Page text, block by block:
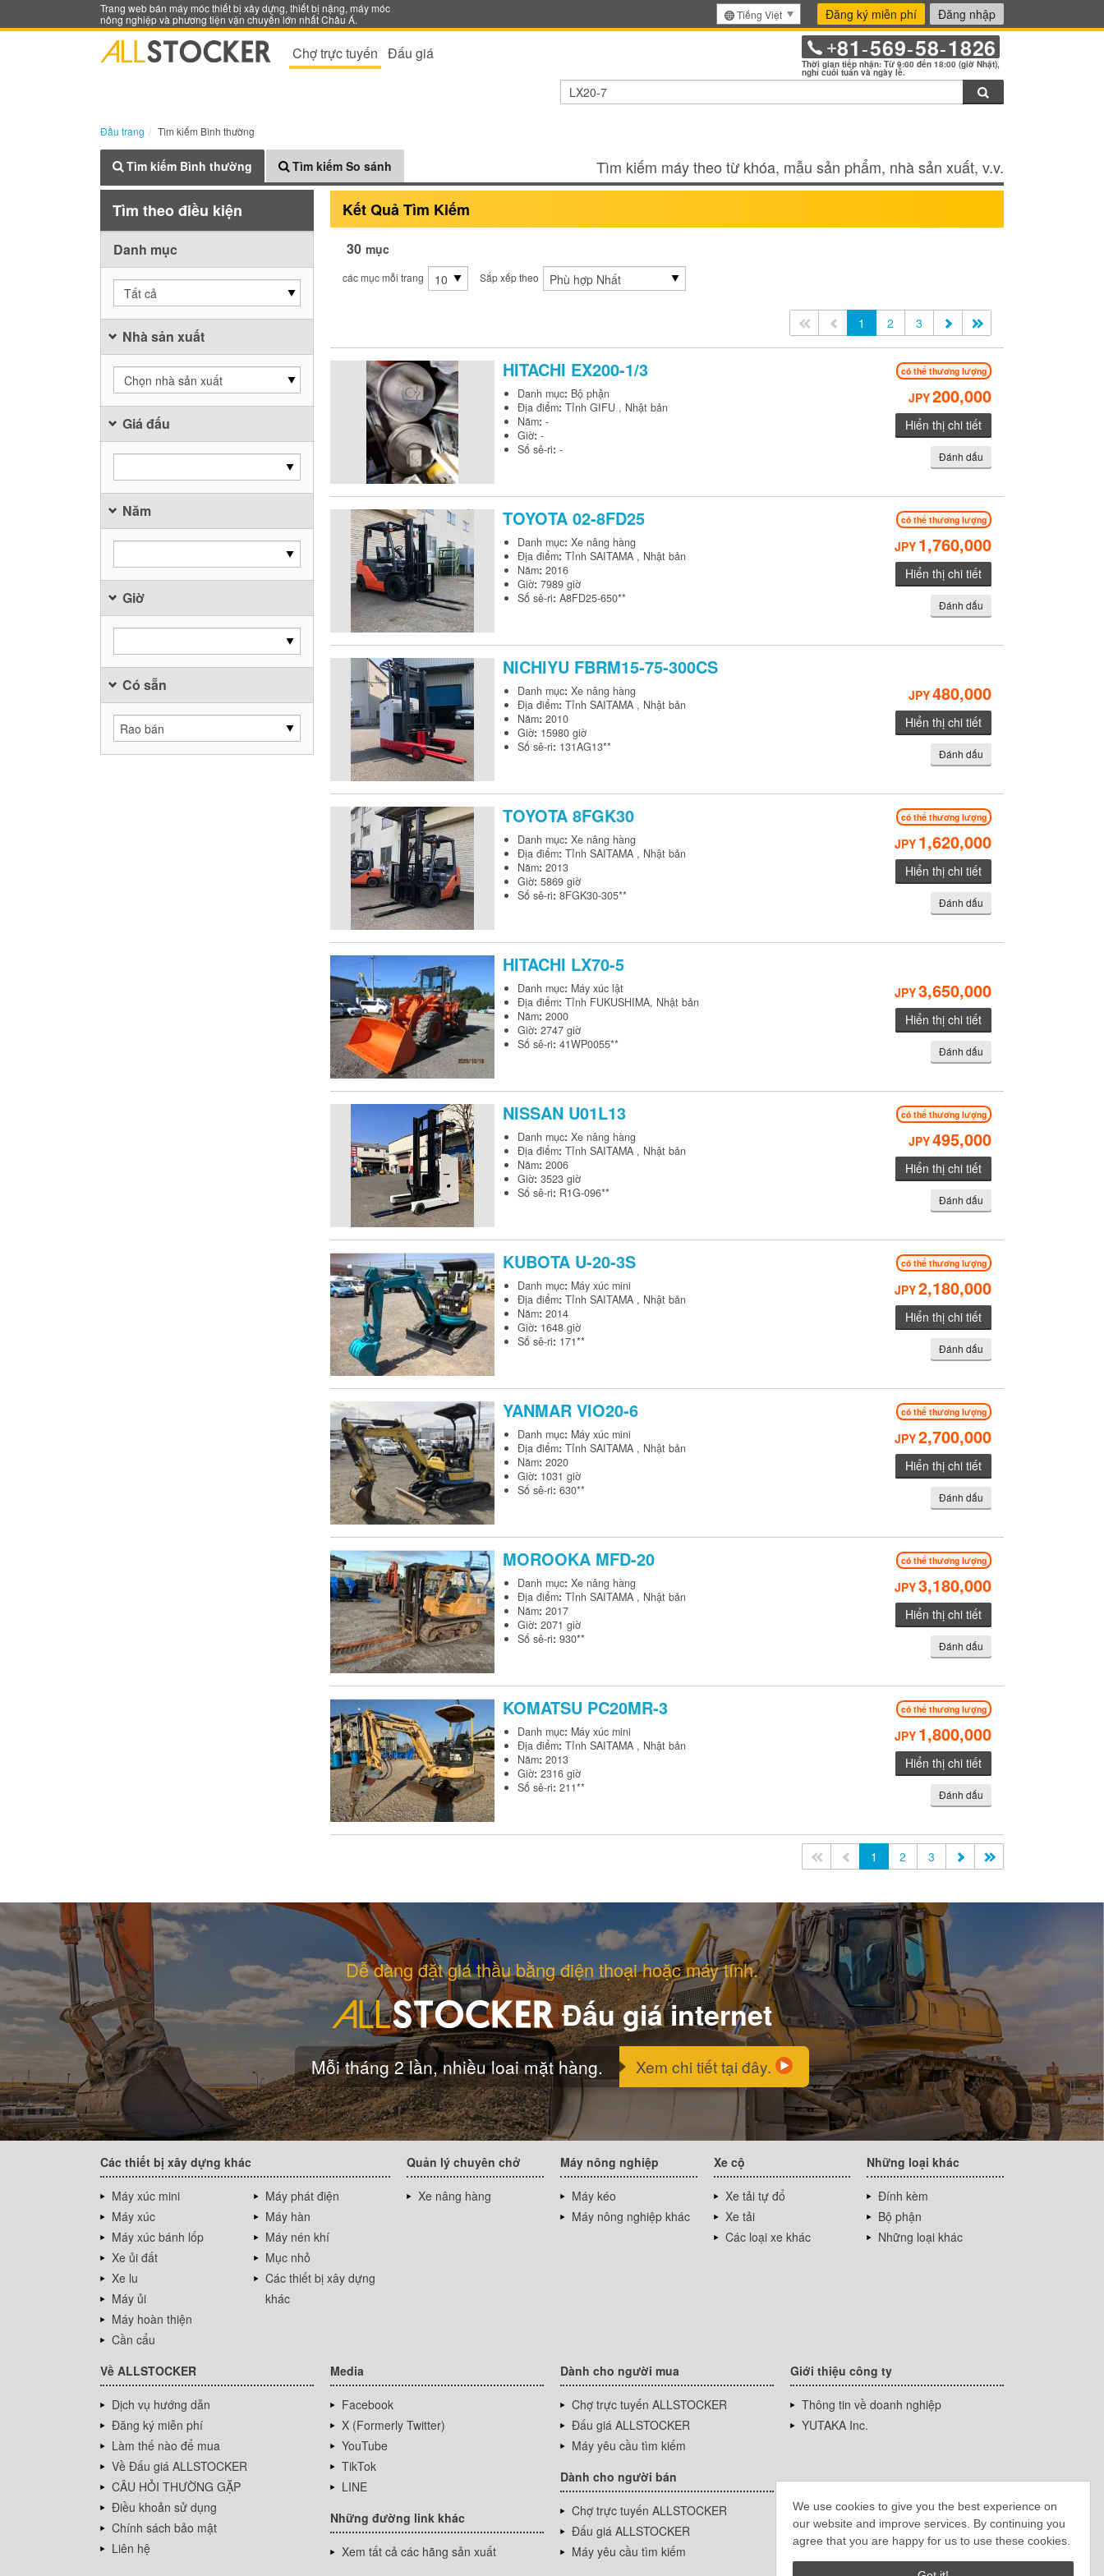
We use cookies to give you the best experience on
our website and improve services. By continuing you
agree that you are happy for us to use these cookies.
Trang web bán máy móc thiết bị xây dựng, thiết bị nặng, máy móc
nông nghiệp và phương tiện vận chuyển lớn nhất Châu Á.
Tiếng Việt Đăng ký miễn phí Đăng nhập
Chợ trực tuyến Đấu giá +81 -569-58-1826
Thời gian tiếp nhận: Từ 9:00 đến 18:00 (giờ Nhật),
nghỉ cuối tuần và ngày lễ.
Đầu trang Tìm kiếm Bình thường
Tìm kiếm Bình thường Tìm kiếm So sánh Tìm kiếm máy theo từ khóa, mẫu sản phẩm, nhà sản xuất, v.v.
Tìm theo điều kiện
Danh mục
Tất cả
Nhà sản xuất
Chọn nhà sản xuất
Giá đấu
Năm
Giờ
Có sẵn
Kết Quả Tìm Kiếm
30 mục
các mục mỗi trang Sắp xếp theo
<< 1 2 3
HITACHI EX200-1/3 có thể thương lượng
Danh mục: Bộ phận
Địa điểm: Tỉnh GIFU , Nhật bản
Năm: -
Giờ: -
Số sê-ri: -
JPY200,000
Hiển thị chi tiết
Đánh dấu
TOYOTA 02-8FD25 có thể thương lượng
Danh mục: Xe nâng hàng
Địa điểm: Tỉnh SAITAMA , Nhật bản
Năm: 2016
Giờ: 7989 giờ
Số sê-ri: A8FD25-650**
JPY 1,760,000
Hiển thị chi tiết
Đánh dấu
NICHIYU FBRM15-75-300CS
Danh mục: Xe nâng hàng
Địa điểm: Tỉnh SAITAMA , Nhật bản
Năm: 2010
Giờ: 15980 giờ
Số sê-ri: 131AG13**
JPY480,000
Hiển thị chi tiết
Đánh dấu
TOYOTA 8FGK30 có thể thương lượng
Danh mục: Xe nâng hàng
Địa điểm: Tỉnh SAITAMA , Nhật bản
Năm: 2013
Giờ: 5869 giờ
Số sê-ri: 8FGK30-305**
JPY 1,620,000
Hiển thị chi tiết
Đánh dấu
HITACHI LX70-5
Danh mục: Máy xúc lật
Địa điểm: Tỉnh FUKUSHIMA, Nhật bản
Năm: 2000
Giờ: 2747 giờ
Số sê-ri: 41WP0055**
JPY3,650,000
Hiển thị chi tiết
Đánh dấu
NISSAN U01L13 có thể thương lượng
Danh mục: Xe nâng hàng
Địa điểm: Tỉnh SAITAMA , Nhật bản
Năm: 2006
Giờ: 3523 giờ
Số sê-ri: R1G-096**
JPY495,000
Hiển thị chi tiết
Đánh dấu
KUBOTA U-20-3S có thể thương lượng
Danh mục: Máy xúc mini
Địa điểm: Tỉnh SAITAMA , Nhật bản
Năm: 2014
Giờ: 1648 giờ
Số sê-ri: 171**
JPY2,180,000
Hiển thị chi tiết
Đánh dấu
YANMAR VIO20-6 có thể thương lượng
Danh mục: Máy xúc mini
Địa điểm: Tỉnh SAITAMA , Nhật bản
Năm: 2020
Giờ: 1031 giờ
Số sê-ri: 630**
JPY2,700,000
Hiển thị chi tiết
Đánh dấu
MOROOKA MFD-20 có thể thương lượng
Danh mục: Xe nâng hàng
Địa điểm: Tỉnh SAITAMA , Nhật bản
Năm: 2017
Giờ: 2071 giờ
Số sê-ri: 930**
JPY3,180,000
Hiển thị chi tiết
Đánh dấu
KOMATSU PC20MR-3 có thể thương lượng
Danh mục: Máy xúc mini
Địa điểm: Tỉnh SAITAMA , Nhật bản
Năm: 2013
Giờ: 2316 giờ
Số sê-ri: 211**
JPY 1,800,000
Hiển thị chi tiết
Đánh dấu
<< 1 2 3
Dễ dàng đặt giá thầu bằng điện thoại hoặc máy tính.
Đấu giá internet
Mỗi tháng 2 lần, nhiều loai mặt hàng. Xem chi tiết tại đây.
Các thiết bị xây dựng khác
Máy xúc mini
Máy xúc
Máy xúc bánh lốp
Xe ủi đất
Xe lu
Máy ủi
Máy hoàn thiện
Cần cẩu
Máy phát điện
Máy hàn
Máy nén khí
Mục nhỏ
Các thiết bị xây dựng
khác
Quản lý chuyên chở
Xe nâng hàng
Máy nông nghiệp
Máy kéo
Máy nông nghiệp khác
Xe cộ
Xe tải tự đổ
Xe tải
Các loại xe khác
Những loại khác
Đính kèm
Bộ phận
Những loại khác
Về ALLSTOCKER
Dịch vụ hướng dẫn
Đăng ký miễn phí
Làm thế nào để mua
Về Đấu giá ALLSTOCKER
CÂU HỎI THƯỜNG GẶP
Điều khoản sử dụng
Chính sách bảo mật
Liên hệ
Media
Facebook
X (Formerly Twitter)
YouTube
TikTok
LINE
Những đường link khác
Xem tất cả các hãng sản xuất
Dành cho người mua
Chợ trực tuyến ALLSTOCKER
Đấu giá ALLSTOCKER
Máy yêu cầu tìm kiếm
Dành cho người bán
Chợ trực tuyến ALLSTOCKER
Đấu giá ALLSTOCKER
Máy yêu cầu tìm kiếm
Giới thiệu công ty
Thông tin về doanh nghiệp
YUTAKA Inc.